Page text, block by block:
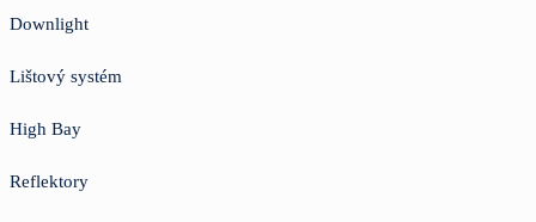
Downlight
Lištový systém
High Bay
Reflektory